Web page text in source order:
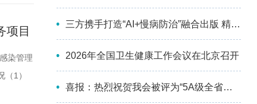
三方携手打造“AI+慢病防治”融合出版 精品丛书，助力基层防治能力提升 ——《人工智能+慢性病基层综合防治系列丛书》项目正式启动
2026年全国卫生健康工作会议在北京召开
喜报：热烈祝贺我会被评为“5A级全省性社会组织”！
项目
染管理
1）
术年